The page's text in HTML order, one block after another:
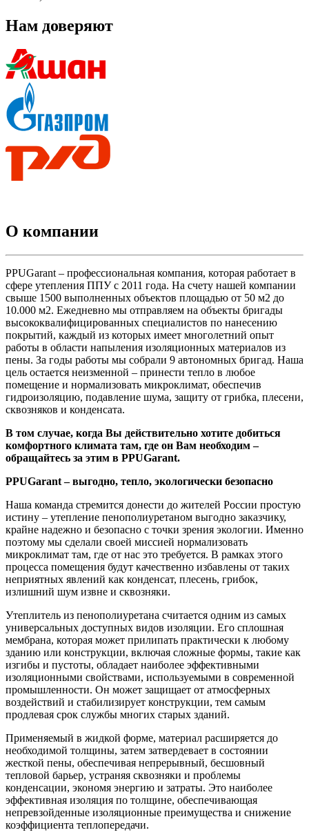
Нам доверяют
О компании
PPUGarant – профессиональная компания, которая работает в
сфере утепления ППУ с 2011 года. На счету нашей компании
свыше 1500 выполненных объектов площадью от 50 м2 до
10.000 м2. Ежедневно мы отправляем на объекты бригады
высококвалифицированных специалистов по нанесению
покрытий, каждый из которых имеет многолетний опыт
работы в области напыления изоляционных материалов из
пены. За годы работы мы собрали 9 автономных бригад. Наша
цель остается неизменной – принести тепло в любое
помещение и нормализовать микроклимат, обеспечив
гидроизоляцию, подавление шума, защиту от грибка, плесени,
сквозняков и конденсата.
В том случае, когда Вы действительно хотите добиться
комфортного климата там, где он Вам необходим –
обращайтесь за этим в PPUGarant.
PPUGarant – выгодно, тепло, экологически безопасно
Наша команда стремится донести до жителей России простую
истину – утепление пенополиуретаном выгодно заказчику,
крайне надежно и безопасно с точки зрения экологии. Именно
поэтому мы сделали своей миссией нормализовать
микроклимат там, где от нас это требуется. В рамках этого
процесса помещения будут качественно избавлены от таких
неприятных явлений как конденсат, плесень, грибок,
излишний шум извне и сквозняки.
Утеплитель из пенополиуретана считается одним из самых
универсальных доступных видов изоляции. Его сплошная
мембрана, которая может прилипать практически к любому
зданию или конструкции, включая сложные формы, такие как
изгибы и пустоты, обладает наиболее эффективными
изоляционными свойствами, используемыми в современной
промышленности. Он может защищает от атмосферных
воздействий и стабилизирует конструкции, тем самым
продлевая срок службы многих старых зданий.
Применяемый в жидкой форме, материал расширяется до
необходимой толщины, затем затвердевает в состоянии
жесткой пены, обеспечивая непрерывный, бесшовный
тепловой барьер, устраняя сквозняки и проблемы
конденсации, экономя энергию и затраты. Это наиболее
эффективная изоляция по толщине, обеспечивающая
непревзойденные изоляционные преимущества и снижение
коэффициента теплопередачи.